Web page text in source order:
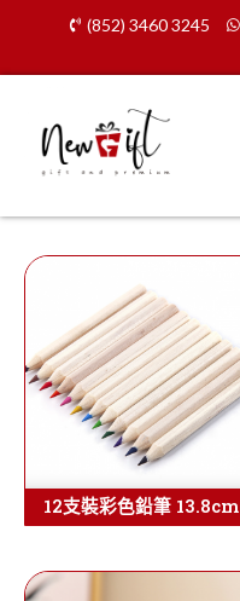
content
(852) 3460 3245
12支裝彩色鉛筆 13.8cm